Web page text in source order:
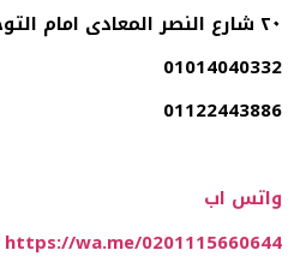
٢٠ شارع النصر المعادى امام التوحيد والنور
01014040332
01122443886
واتس اب
https://wa.me/0201115660644